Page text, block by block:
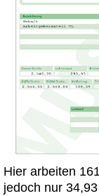
Hier arbeiten
jedoch nur